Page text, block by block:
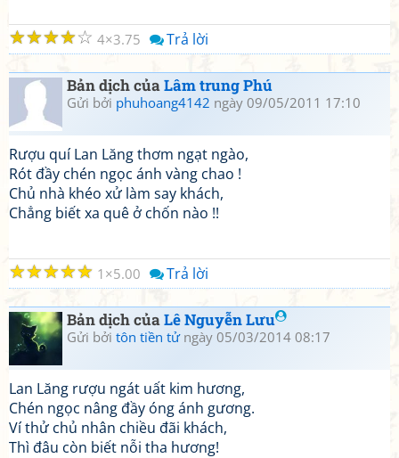
☆
☆
☆
☆
☆ 4 3.75 Trả lời
Bản dịch củaLâm trung Phú
Gửi bởi phuhoang4142 ngày 09/05/2011 17:10
Rượu quí Lan Lăng thơm ngạt ngào,
Rót đầy chén ngọc ánh vàng chao !
Chủ nhà khéo xử làm say khách,
Chẳng biết xa quê ở chốn nào !!
☆
☆
☆
☆
☆ 1 5.00 Trả lời
Bản dịch củaLê Nguyễn Lưu
Gửi bởi tôn tiền tửngày 05/03/2014 08:17
Lan Lăng rượu ngát uất kim hương,
Chén ngọc nâng đầy óng ánh gương.
Ví thử chủ nhân chiều đãi khách,
Thì đâu còn biết nỗi tha hương!